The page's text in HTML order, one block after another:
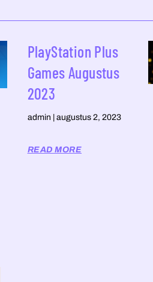
PlayStation Plus
Games Augustus
2023
admin augustus 2, 2023
READ MORE